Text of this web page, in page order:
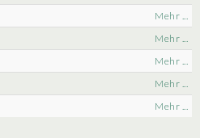
Mehr ...
Mehr ...
Mehr ...
Mehr ...
Mehr ...